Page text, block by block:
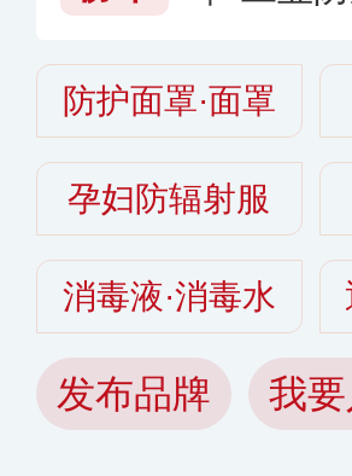
防护面罩·面罩
孕妇防辐射服
消毒液·消毒水
发布品牌 我